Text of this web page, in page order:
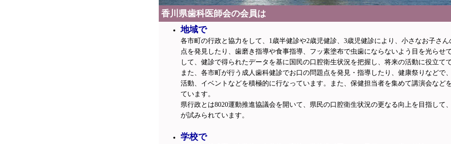
香川県歯科医師会の会員は
地域で
各市町の行政と協力をして、1歳半健診や2歳児健診、3歳児健診により、小さなお子さん
点を発見したり、歯磨き指導や食事指導、フッ素塗布で虫歯にならないよう目を光らせ
して、健診で得られたデータを基に国民の口腔衛生状況を把握し、将来の活動に役立てて
また、各市町が行う成人歯科健診でお口の問題点を発見・指導したり、健康祭りなどで
活動、イベントなどを積極的に行なっています。また、保健担当者を集めて講演会など
ています。
県行政とは8020運動推進協議会を開いて、県民の口腔衛生状況の更なる向上を目指して
が試みられています。
学校で